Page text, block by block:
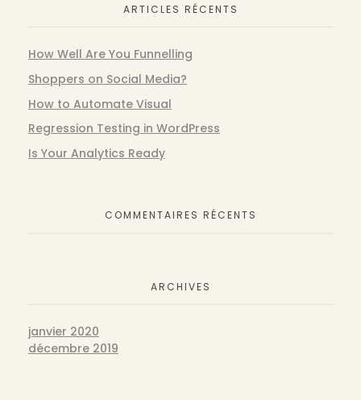
ARTICLES RÉCENTS
How Well Are You Funnelling
Shoppers on Social Media?
How to Automate Visual
Regression Testing in WordPress
Is Your Analytics Ready
COMMENTAIRES RÉCENTS
ARCHIVES
janvier 2020
décembre 2019